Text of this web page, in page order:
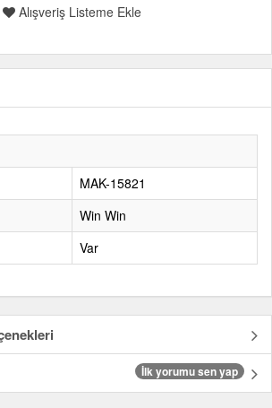
Alışveriş Listeme Ekle
MAK-15821
Win Win
Var
İlk yorumu sen yap